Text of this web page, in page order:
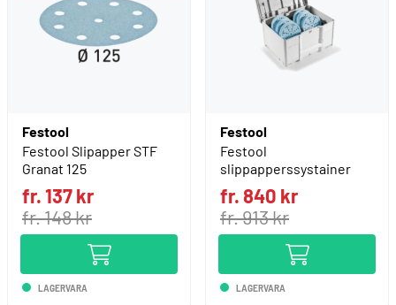
Festool
Festool Slipapper STF
Granat 125
fr. 137 kr
fr. 148 kr
LAGERVARA
Festool
Festool
slippapperssystainer
fr. 840 kr
fr. 913 kr
LAGERVARA